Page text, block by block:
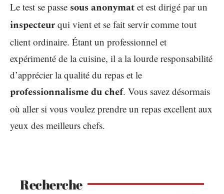
Le test se passe sous anonymat et est dirigé par un
inspecteur qui vient et se fait servir comme tout
client ordinaire. Étant un professionnel et
expérimenté de la cuisine, il a la lourde responsabilité
d’apprécier la qualité du repas et le
professionnalisme du chef. Vous savez désormais
où aller si vous voulez prendre un repas excellent aux
yeux des meilleurs chefs.
Recherche